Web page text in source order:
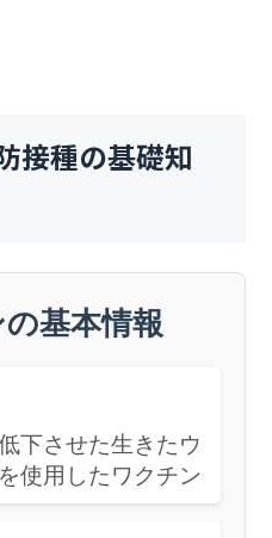
接種の基礎知
基本情報
下させた生きたウ
使用したワクチン